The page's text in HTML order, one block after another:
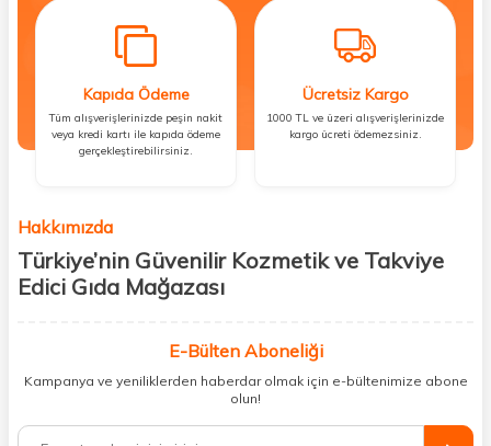
Kapıda Ödeme
Tüm alışverişlerinizde peşin nakit
veya kredi kartı ile kapıda ödeme
gerçekleştirebilirsiniz.
Ücretsiz Kargo
1000 TL ve üzeri alışverişlerinizde
kargo ücreti ödemezsiniz.
Hakkımızda
Türkiye’nin Güvenilir Kozmetik ve Takviye
Edici Gıda Mağazası
kişisel bakım hem de takviye edici gıda ürünlerini sizlerle
buluşturuyoruz. Artık mağaza mağaza dolaşmanıza gerek yok;
ihtiyacınız olan her şeyi tek bir çatı altında topluyor ve kapınıza kadar
%100 orijinal kozmetik ve sağlık ürünleriyle güzelliğinizi tamamlayabilir,
E-Bülten Aboneliği
Kampanya ve yeniliklerden haberdar olmak için e-bültenimize abone
olun!